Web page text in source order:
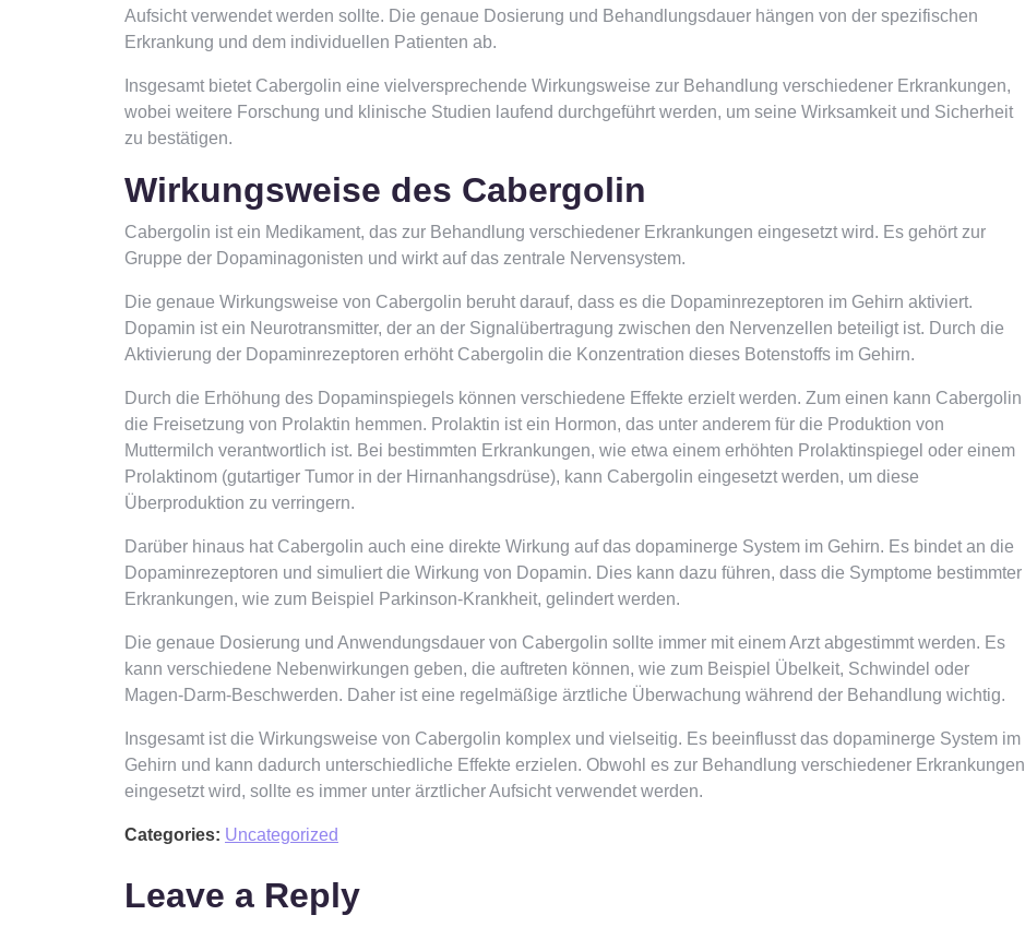
Aufsicht verwendet werden sollte. Die genaue Dosierung und Behandlungsdauer hängen von der spezifischen
Erkrankung und dem individuellen Patienten ab.
Insgesamt bietet Cabergolin eine vielversprechende Wirkungsweise zur Behandlung verschiedener Erkrankungen,
wobei weitere Forschung und klinische Studien laufend durchgeführt werden, um seine Wirksamkeit und Sicherheit
zu bestätigen.
Wirkungsweise des Cabergolin
Cabergolin ist ein Medikament, das zur Behandlung verschiedener Erkrankungen eingesetzt wird. Es gehört zur
Gruppe der Dopaminagonisten und wirkt auf das zentrale Nervensystem.
Die genaue Wirkungsweise von Cabergolin beruht darauf, dass es die Dopaminrezeptoren im Gehirn aktiviert.
Dopamin ist ein Neurotransmitter, der an der Signalübertragung zwischen den Nervenzellen beteiligt ist. Durch die
Aktivierung der Dopaminrezeptoren erhöht Cabergolin die Konzentration dieses Botenstoffs im Gehirn.
Durch die Erhöhung des Dopaminspiegels können verschiedene Effekte erzielt werden. Zum einen kann Cabergolin
die Freisetzung von Prolaktin hemmen. Prolaktin ist ein Hormon, das unter anderem für die Produktion von
Muttermilch verantwortlich ist. Bei bestimmten Erkrankungen, wie etwa einem erhöhten Prolaktinspiegel oder einem
Prolaktinom (gutartiger Tumor in der Hirnanhangsdrüse), kann Cabergolin eingesetzt werden, um diese
Überproduktion zu verringern.
Darüber hinaus hat Cabergolin auch eine direkte Wirkung auf das dopaminerge System im Gehirn. Es bindet an die
Dopaminrezeptoren und simuliert die Wirkung von Dopamin. Dies kann dazu führen, dass die Symptome bestimmter
Erkrankungen, wie zum Beispiel Parkinson-Krankheit, gelindert werden.
Die genaue Dosierung und Anwendungsdauer von Cabergolin sollte immer mit einem Arzt abgestimmt werden. Es
kann verschiedene Nebenwirkungen geben, die auftreten können, wie zum Beispiel Übelkeit, Schwindel oder
Magen-Darm-Beschwerden. Daher ist eine regelmäßige ärztliche Überwachung während der Behandlung wichtig.
Insgesamt ist die Wirkungsweise von Cabergolin komplex und vielseitig. Es beeinflusst das dopaminerge System im
Gehirn und kann dadurch unterschiedliche Effekte erzielen. Obwohl es zur Behandlung verschiedener Erkrankungen
eingesetzt wird, sollte es immer unter ärztlicher Aufsicht verwendet werden.
Categories: Uncategorized
Leave a Reply